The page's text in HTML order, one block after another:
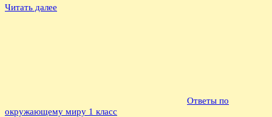
Читать далее
Ответы по
окружающему миру 1 класс